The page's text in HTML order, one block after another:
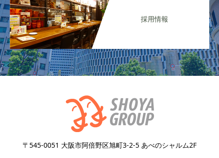
採用情報
〒545-0051 大阪市阿倍野区旭町3-2-5 あべのシャルム2F